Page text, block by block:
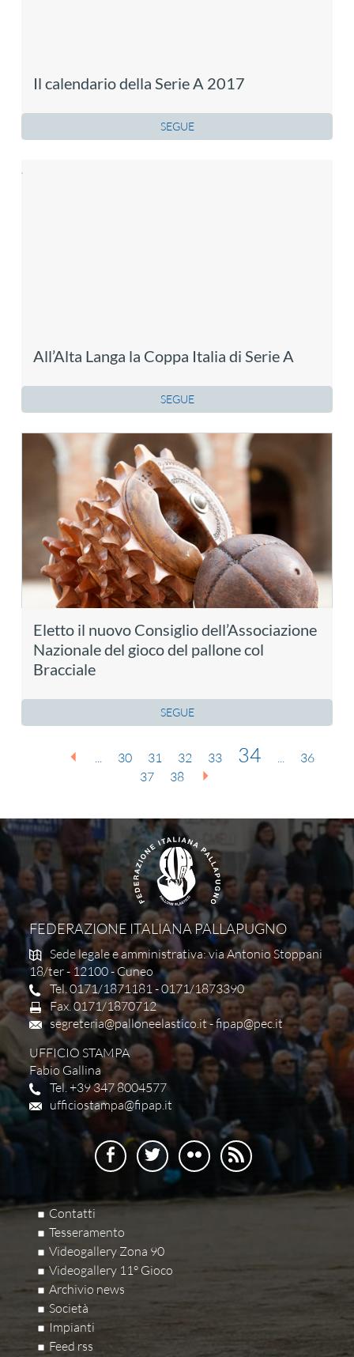
Il calendario della Serie A 2017
SEGUE
All’Alta Langa la Coppa Italia di Serie A
SEGUE
Eletto il nuovo Consiglio dell’Associazione
Nazionale del gioco del pallone col
Bracciale
SEGUE
30 31 32 33 34
36
37
38
FEDERAZIONE ITALIANA PALLAPUGNO
Sede legale e amministrativa: via Antonio Stoppani
18/ter - 12100 - Cuneo
Tel. 0171/1871181 - 0171/1873390
Fax. 0171/1870712
segreteria@palloneelastico.it-fipap@pec.it
UFFICIO STAMPA
Fabio Gallina
Tel. +39 347 8004577
ufficiostampa@fipap.it
Contatti
Tesseramento
Videogallery Zona 90
Videogallery 11° Gioco
Archivio news
Società
Impianti
Feed rss